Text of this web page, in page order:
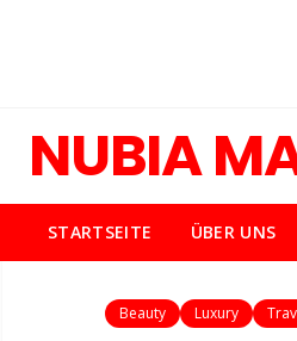
NUBIA
STARTSEITE ÜBER UNS
Beauty Luxury